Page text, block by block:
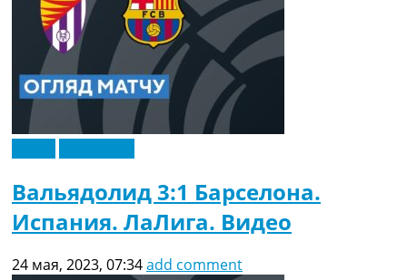
Вальядолид 3:1 Барселона.
Испания. ЛаЛига. Видео
24 мая, 2023, 07:34add comment